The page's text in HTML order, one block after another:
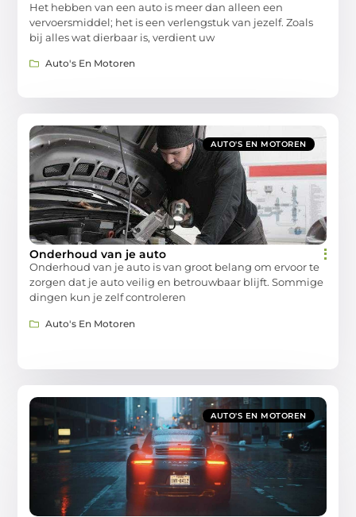
Het hebben van een auto is meer dan alleen een
vervoersmiddel; het is een verlengstuk van jezelf. Zoals
bij alles wat dierbaar is, verdient uw
Auto's En Motoren
AUTO'S EN MOTOREN
Onderhoud van je auto
Onderhoud van je auto is van groot belang om ervoor te
zorgen dat je auto veilig en betrouwbaar blijft. Sommige
dingen kun je zelf controleren
Auto's En Motoren
AUTO'S EN MOTOREN